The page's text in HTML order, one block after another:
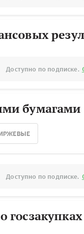
Доступно по подписке.
бумагами
Доступно по подписке.
госзакупках